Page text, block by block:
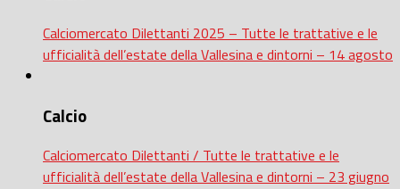
Calciomercato Dilettanti 2025 – Tutte le trattative e le
ufficialità dell’estate della Vallesina e dintorni – 14 agosto
Calcio
Calciomercato Dilettanti / Tutte le trattative e le
ufficialità dell’estate della Vallesina e dintorni – 23 giugno